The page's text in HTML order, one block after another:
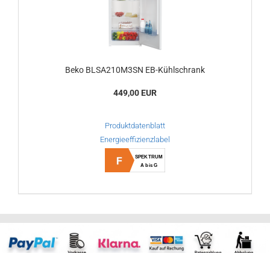
Beko BLSA210M3SN EB-Kühlschrank
449,00 EUR
Produktdatenblatt
Energieeffizienzlabel
F
SPEKTRUM
A bis G